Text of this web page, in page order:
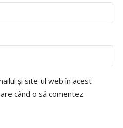
și site-ul web în acest
când o să comentez.